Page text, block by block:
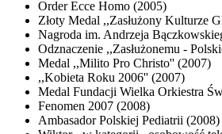
Order Ecce Homo (2005)
Złoty Medal ,,Zasłużony Kulturze
Nagroda im. Andrzeja
Odznaczenie ,,Zasłużonemu -
Medal ,,Milito Pro Christo'' (2007)
,,Kobieta Roku 2006'' (2007)
Medal Fundacji Wielka Orkiestra
Fenomen 2007 (2008)
Ambasador Polskiej Pediatrii (2008)